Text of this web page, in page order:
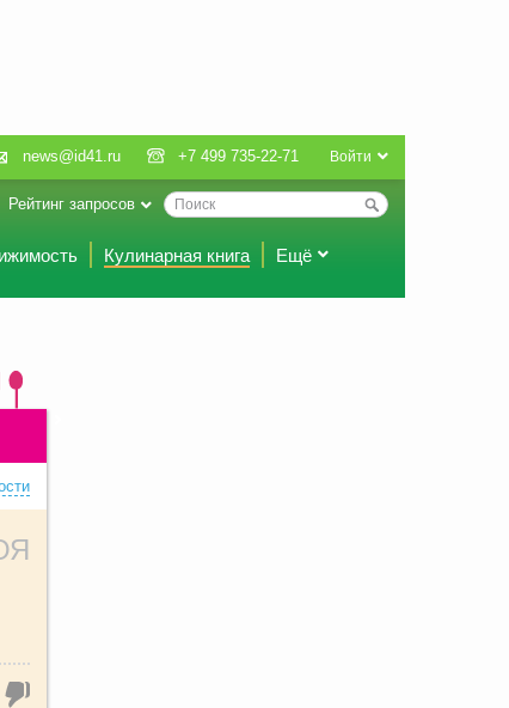
Войти
news@id41.ru +7 499 735-22-71
Рейтинг запросов
Кулинарная книга Ещё